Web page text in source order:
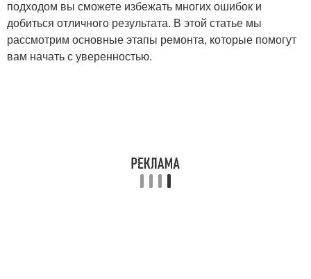
подходом вы сможете избежать многих ошибок и
добиться отличного результата. В этой статье мы
рассмотрим основные этапы ремонта, которые помогут
вам начать с уверенностью.